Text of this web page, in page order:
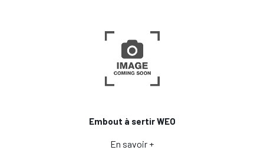
Embout à sertir WEO
En savoir +